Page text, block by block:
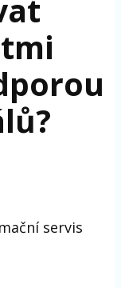
servis